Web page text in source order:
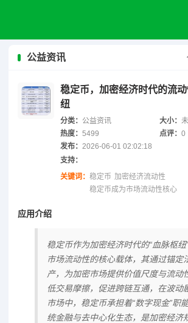
公益资讯
稳定币，加密经济时代的流
纽
分类： 公益资讯 大小：
热度： 5499 点评：0
发布： 2026-06-01 02:02:18
支持：
关键词： 稳定币 加密经济流动性
稳定币成为市场流动性核心
应用介绍
稳定币作为加密经济时代的“血脉枢纽
市场流动性的核心载体，其通过锚定
产，为加密市场提供价值尺度与流动
低交易摩擦，促进跨链互通，在波动
市场中，稳定币承担着“数字现金”职
统金融与去中心化生态，是加密经济